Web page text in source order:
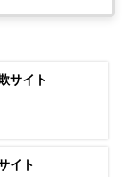
サイト
イト